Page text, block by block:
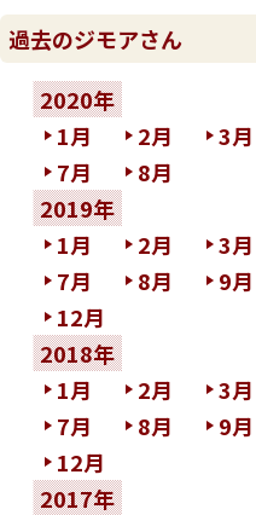
過去のジモアさん
2020年
1月
2月 3月
7月
8月
2019年
1月
2月 3月
7月
8月 9月
12月
2018年
1月
2月 3月
7月
8月 9月
12月
2017年